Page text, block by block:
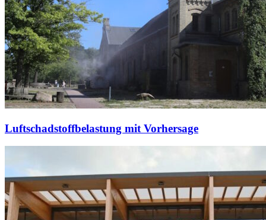
Luftschadstoffbelastung mit Vorhersage